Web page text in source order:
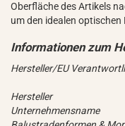
Oberfläche des Artikels
um den idealen optischen
Hersteller/EU
Hersteller
Unternehmensname